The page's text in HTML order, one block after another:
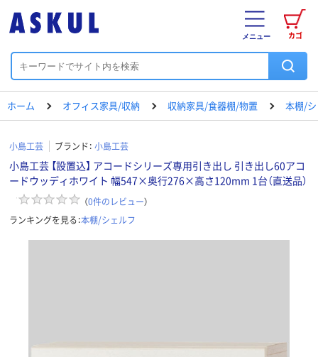
カゴ
メニュー
ホーム オフィス家具/収納 収納家具/食器棚/物置 本棚/
小島工芸 ブランド： 小島工芸
小島工芸 【設置込】 アコードシリーズ専用引き出し 引き出し60アコ
ードウッディホワイト 幅547×奥行276×高さ120mm 1台（直送品）
（0件のレビュー）
ランキングを見る：本棚/シェルフ